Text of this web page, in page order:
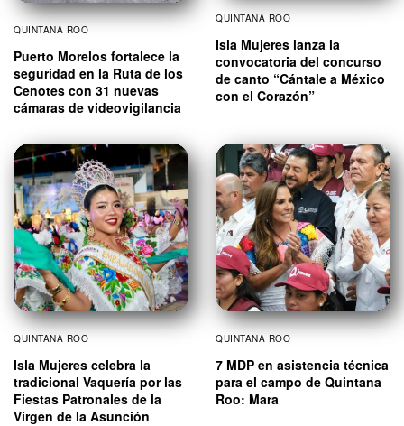
QUINTANA ROO
Puerto Morelos fortalece la
seguridad en la Ruta de los
Cenotes con 31 nuevas
cámaras de videovigilancia
QUINTANA ROO
Isla Mujeres lanza la
convocatoria del concurso
de canto “Cántale a México
con el Corazón”
QUINTANA ROO
Isla Mujeres celebra la
tradicional Vaquería por las
Fiestas Patronales de la
Virgen de la Asunción
QUINTANA ROO
7 MDP en asistencia técnica
para el campo de Quintana
Roo: Mara